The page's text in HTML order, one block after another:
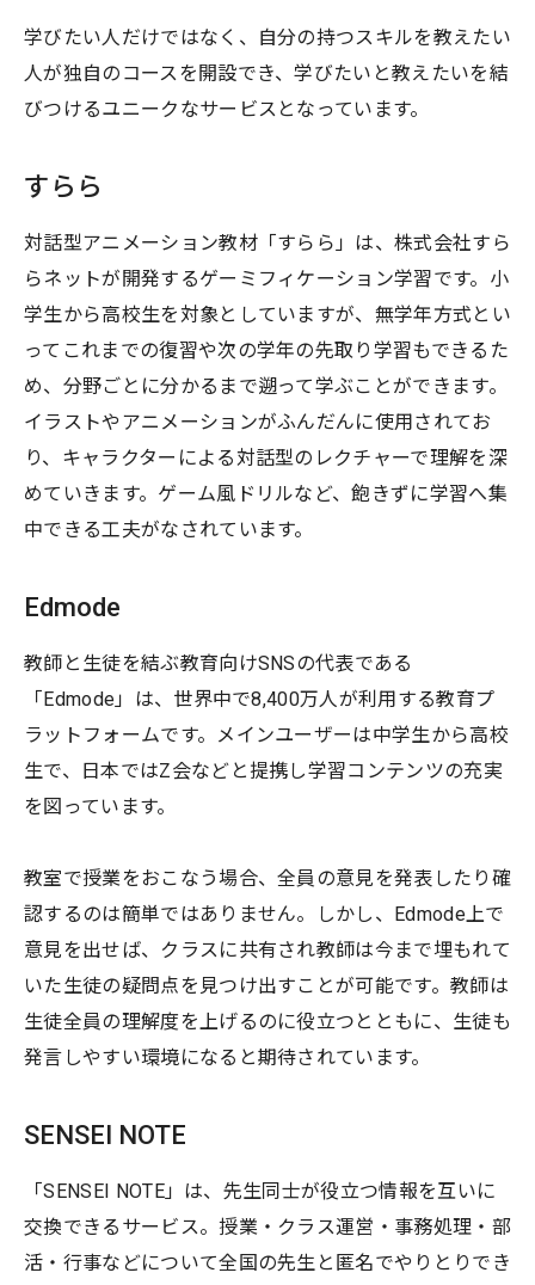
学びたい人だけではなく、自分の持つスキルを教えたい
人が独自のコースを開設でき、学びたいと教えたいを結
びつけるユニークなサービスとなっています。
すらら
対話型アニメーション教材「すらら」は、株式会社すら
らネットが開発するゲーミフィケーション学習です。小
学生から高校生を対象としていますが、無学年方式とい
ってこれまでの復習や次の学年の先取り学習もできるた
め、分野ごとに分かるまで遡って学ぶことができます。
イラストやアニメーションがふんだんに使用されてお
り、キャラクターによる対話型のレクチャーで理解を深
めていきます。ゲーム風ドリルなど、飽きずに学習へ集
中できる工夫がなされています。
Edmode
教師と生徒を結ぶ教育向けSNSの代表である
「Edmode」は、世界中で8,400万人が利用する教育プ
ラットフォームです。メインユーザーは中学生から高校
生で、日本ではZ会などと提携し学習コンテンツの充実
を図っています。
教室で授業をおこなう場合、全員の意見を発表したり確
認するのは簡単ではありません。しかし、Edmode上で
意見を出せば、クラスに共有され教師は今まで埋もれて
いた生徒の疑問点を見つけ出すことが可能です。教師は
生徒全員の理解度を上げるのに役立つとともに、生徒も
発言しやすい環境になると期待されています。
SENSEI NOTE
「SENSEI NOTE」は、先生同士が役立つ情報を互いに
交換できるサービス。授業・クラス運営・事務処理・部
活・行事などについて全国の先生と匿名でやりとりでき